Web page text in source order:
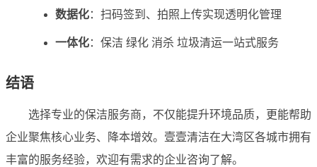
数据化：扫码签到、拍照上传实现透明化管理
一体化：保洁 绿化 消杀 垃圾清运一站式服务
结语
选择专业的保洁服务商，不仅能提升环境品质，更能帮助
企业聚焦核心业务、降本增效。壹壹清洁在大湾区各城市拥有
丰富的服务经验，欢迎有需求的企业咨询了解。